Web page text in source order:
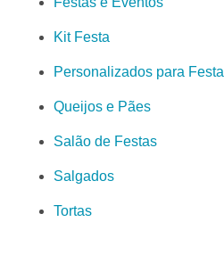
Kit Festa
Personalizados para Festa
Queijos e Pães
Salão de Festas
Salgados
Tortas